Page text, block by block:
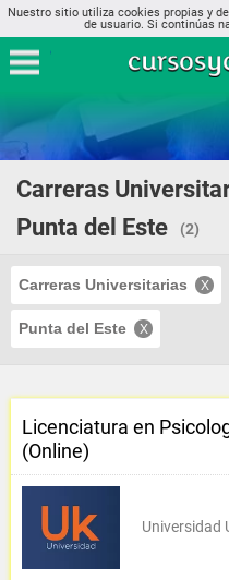
Nuestro sitio utiliza cookies propias y
de usuario. Si continúas
Carreras
Punta del Este
(2)
Carreras Universitarias
Punta del Este
Licenciatura en
(Online)
Universidad